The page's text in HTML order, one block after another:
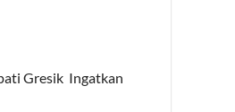
Gresik Ingatkan